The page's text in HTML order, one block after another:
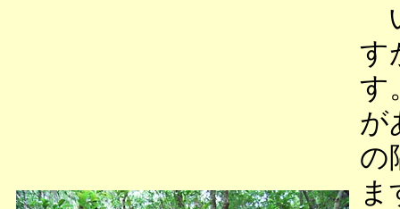
す
す
が
の